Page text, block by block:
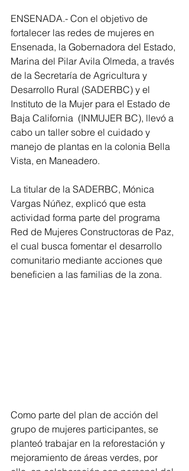
ENSENADA.- Con el objetivo de
fortalecer las redes de mujeres en
Ensenada, la Gobernadora del Estado,
Marina del Pilar Avila Olmeda, a través
de la Secretaría de Agricultura y
Desarrollo Rural (SADERBC) y el
Instituto de la Mujer para el Estado de
Baja California  (INMUJER BC), llevó a
cabo un taller sobre el cuidado y
manejo de plantas en la colonia Bella
Vista, en Maneadero.
La titular de la SADERBC, Mónica
Vargas Núñez, explicó que esta
actividad forma parte del programa
Red de Mujeres Constructoras de Paz,
el cual busca fomentar el desarrollo
comunitario mediante acciones que
beneficien a las familias de la zona.
Como parte del plan de acción del
grupo de mujeres participantes, se
planteó trabajar en la reforestación y
mejoramiento de áreas verdes, por